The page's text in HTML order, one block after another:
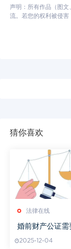
声明：所有作品（图
流。若您的权利被侵
猜你喜欢
法律在线
婚前财产公证需
2025-12-04